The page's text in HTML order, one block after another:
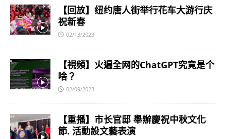
【回放】纽约唐人街举行花车大游行庆
祝新春
02/13/2023
【視頻】火遍全网的ChatGPT究竟是个
啥？
02/09/2023
【重播】市长官邸 舉辦慶祝中秋文化
節. 活動設文藝表演